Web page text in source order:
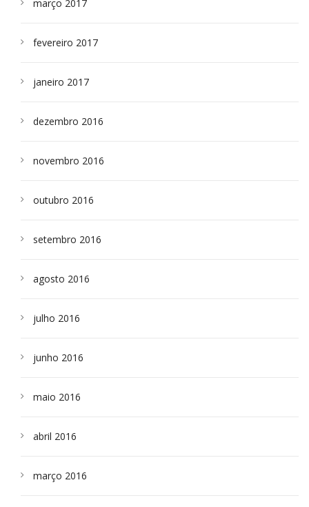
março 2017
fevereiro 2017
janeiro 2017
dezembro 2016
novembro 2016
outubro 2016
setembro 2016
agosto 2016
julho 2016
junho 2016
maio 2016
abril 2016
março 2016